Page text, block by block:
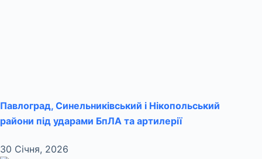
Павлоград, Синельниківський і Нікопольський
райони під ударами БпЛА та артилерії
30 Січня, 2026